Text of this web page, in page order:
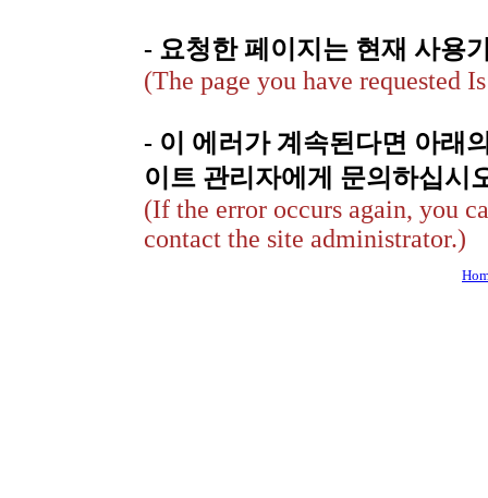
- 요청한 페이지는 현재 사용
(The page you have requested
- 이 에러가 계속된다면 아래
이트 관리자에게 문의하십시
(If the error occurs again, you
contact the site administrator.)